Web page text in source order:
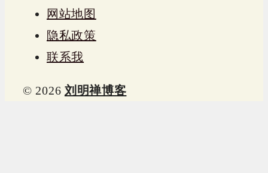
网站地图
隐私政策
联系我
© 2026 刘明禅博客